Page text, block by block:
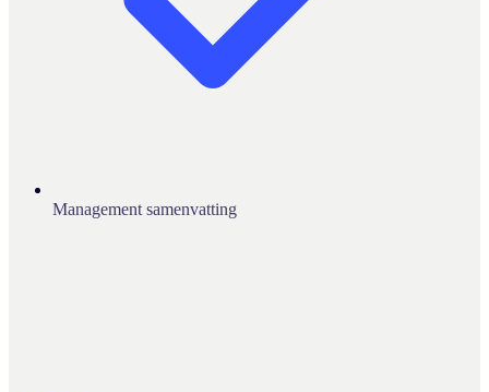
Management samenvatting